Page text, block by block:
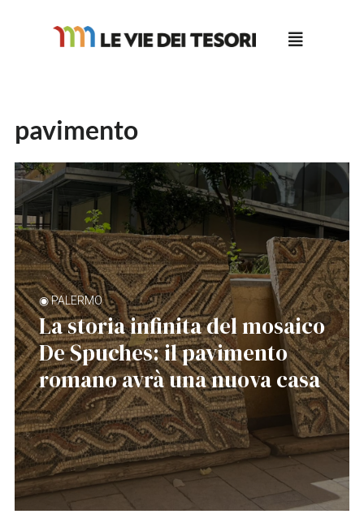
pavimento
◉ PALERMO
La storia infinita del mosaico
De Spuches: il pavimento
romano avrà una nuova casa